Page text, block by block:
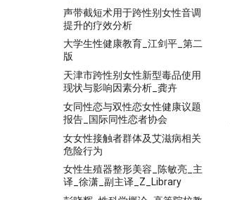
声带截短术用于跨性别女性音调
提升的疗效分析
大学生性健康教育_江剑平_第二
版
天津市跨性别女性新型毒品使用
现状与影响因素分析_龚卉
女同性恋与双性恋女性健康议题
报告_国际同性恋者协会
女女性接触者群体及艾滋病相关
危险行为
女性生殖器整形美容_陈敏亮_主
译_徐潇_副主译_Z_Library